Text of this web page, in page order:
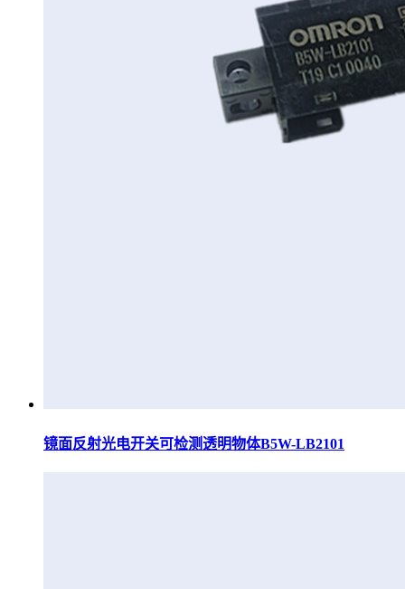
镜面反射光电开关可检测透明物体B5W-LB2101